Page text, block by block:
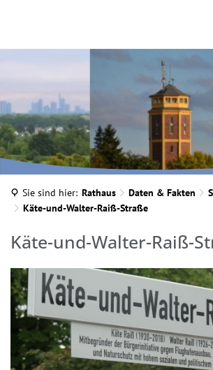
Sie sind hier: Rathaus Daten & Fakten
Käte-und-Walter-Raiß-Straße
Käte-
und-
Walter-
Raiß-
Straße
Käte-und-Walter-Raiß-